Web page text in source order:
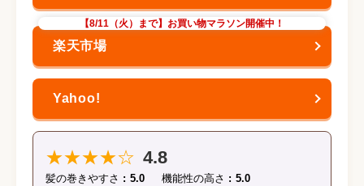
【8/11（火）まで】お買い物マラソン開催中！
★★★★☆ 4.8
髪の巻きやすさ 5.0 機能性の高さ
5.0